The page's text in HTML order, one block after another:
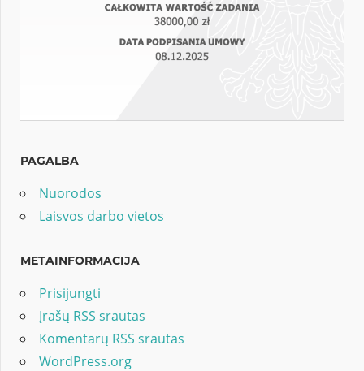
PAGALBA
Nuorodos
Laisvos darbo vietos
METAINFORMACIJA
Prisijungti
Įrašų RSS srautas
Komentarų RSS srautas
WordPress.org